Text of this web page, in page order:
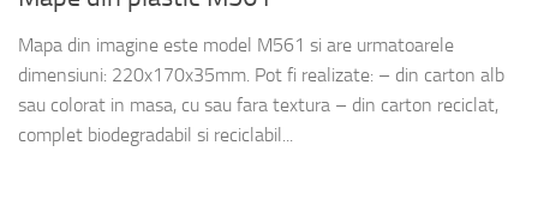
Mapa din imagine este model M561 si are urmatoarele
dimensiuni: 220x170x35mm. Pot fi realizate: – din carton alb
sau colorat in masa, cu sau fara textura – din carton reciclat,
complet biodegradabil si reciclabil...